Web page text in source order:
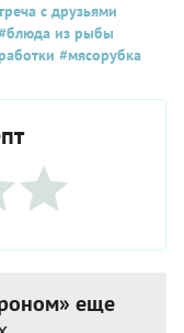
с друзьями
из рыбы
#мясорубка
еще